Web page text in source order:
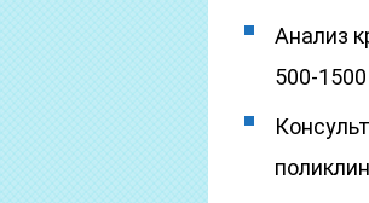
Анализ
500-